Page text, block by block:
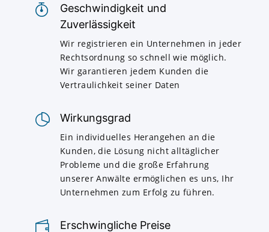
Geschwindigkeit und
Zuverlässigkeit
Wir registrieren ein Unternehmen in jeder
Rechtsordnung so schnell wie möglich.
Wir garantieren jedem Kunden die
Vertraulichkeit seiner Daten
Wirkungsgrad
Ein individuelles Herangehen an die
Kunden, die Lösung nicht alltäglicher
Probleme und die große Erfahrung
unserer Anwälte ermöglichen es uns, Ihr
Unternehmen zum Erfolg zu führen.
Erschwingliche Preise